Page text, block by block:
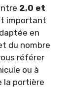
2,0 et
important
en
du nombre
référer
ou à
la portière